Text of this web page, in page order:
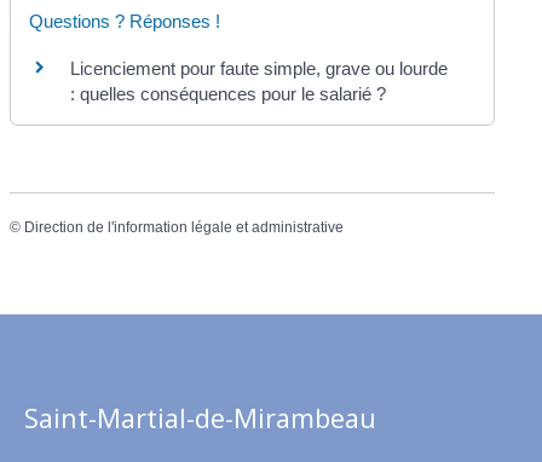
Questions ? Réponses !
Licenciement pour faute simple, grave ou lourde
: quelles conséquences pour le salarié ?
© Direction de l'information légale et administrative
Saint-Martial-de-Mirambeau